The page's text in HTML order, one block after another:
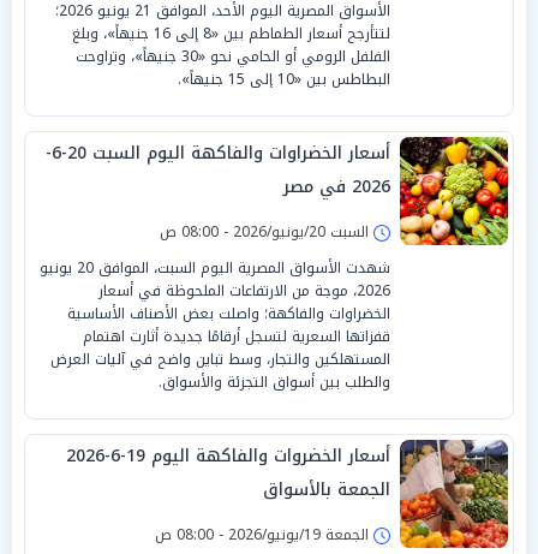
الأسواق المصرية اليوم الأحد، الموافق 21 يونيو 2026؛
لتتأرجح أسعار الطماطم بين «8 إلى 16 جنيهاً»، وبلغ
الفلفل الرومي أو الحامي نحو «30 جنيهاً»، وتراوحت
البطاطس بين «10 إلى 15 جنيهاً».
أسعار الخضراوات والفاكهة اليوم السبت 20-6-
2026 في مصر
السبت 20/يونيو/2026 - 08:00 ص
شهدت الأسواق المصرية اليوم السبت، الموافق 20 يونيو
2026، موجة من الارتفاعات الملحوظة في أسعار
الخضراوات والفاكهة؛ واصلت بعض الأصناف الأساسية
قفزاتها السعرية لتسجل أرقامًا جديدة أثارت اهتمام
المستهلكين والتجار، وسط تباين واضح في آليات العرض
والطلب بين أسواق التجزئة والأسواق.
أسعار الخضروات والفاكهة اليوم 19-6-2026
الجمعة بالأسواق
الجمعة 19/يونيو/2026 - 08:00 ص